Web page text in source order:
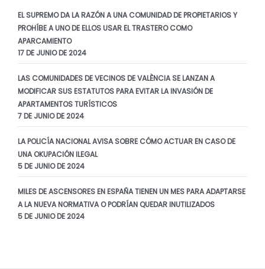
EL SUPREMO DA LA RAZÓN A UNA COMUNIDAD DE PROPIETARIOS Y
PROHÍBE A UNO DE ELLOS USAR EL TRASTERO COMO
APARCAMIENTO
17 DE JUNIO DE 2024
LAS COMUNIDADES DE VECINOS DE VALÈNCIA SE LANZAN A
MODIFICAR SUS ESTATUTOS PARA EVITAR LA INVASIÓN DE
APARTAMENTOS TURÍSTICOS
7 DE JUNIO DE 2024
LA POLICÍA NACIONAL AVISA SOBRE CÓMO ACTUAR EN CASO DE
UNA OKUPACIÓN ILEGAL
5 DE JUNIO DE 2024
MILES DE ASCENSORES EN ESPAÑA TIENEN UN MES PARA ADAPTARSE
A LA NUEVA NORMATIVA O PODRÍAN QUEDAR INUTILIZADOS
5 DE JUNIO DE 2024